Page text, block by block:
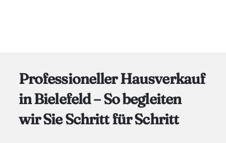
Professioneller Hausverkauf
in Bielefeld – So begleiten
wir Sie Schritt für Schritt